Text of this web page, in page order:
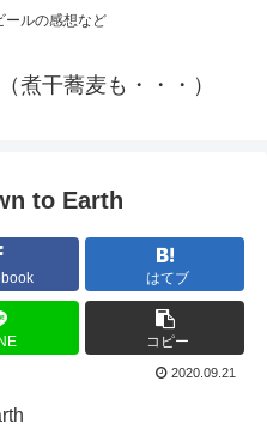
ールの感想など
煮干蕎麦も・・・）
to Earth
はてブ
コピー
2020.09.21